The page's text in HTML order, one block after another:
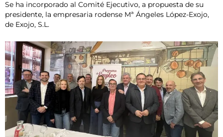
Se ha incorporado al Comité Ejecutivo, a propuesta de su
presidente, la empresaria rodense Mª Ángeles López-Exojo,
de Exojo, S.L.